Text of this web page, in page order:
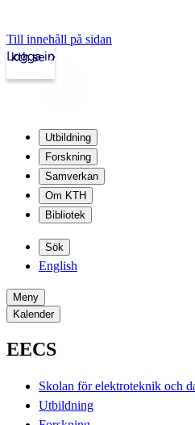
Till innehåll på sidan
kth.se
Logga in
Utbildning
Forskning
Samverkan
Om KTH
Bibliotek
Sök
English
Meny
Kalender
EECS
Skolan för elektroteknik och
Utbildning